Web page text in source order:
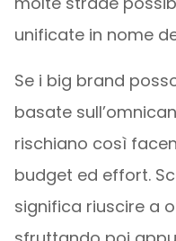
unificate in nome
Se i big brand
basate
rischiano così
budget ed effort.
significa riuscire a